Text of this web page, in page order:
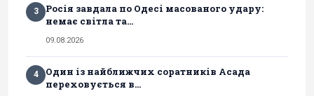
3
Росія завдала по Одесі масованого удару:
немає світла та...
09.08.2026
4
Один із найближчих соратників Асада
переховується в...